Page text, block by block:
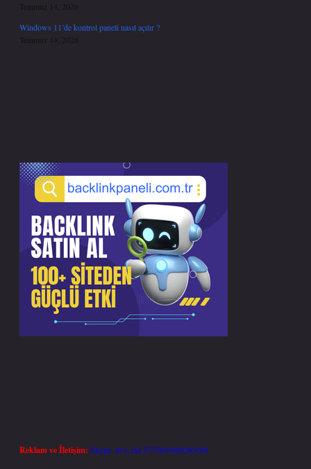
Temmuz 14, 2026
Windows 11’de kontrol paneli nasıl açılır ?
Temmuz 14, 2026
Reklam ve İletişim: Skype: live:.cid.575569c608265c69